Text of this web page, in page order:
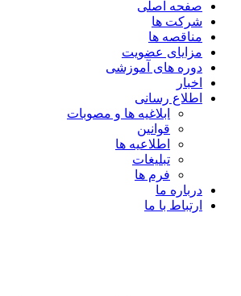
صفحه اصلی
شرکت ها
مناقصه ها
مزایای عضویت
دوره های آموزشی
اخبار
اطلاع رسانی
ابلاغیه ها و مصوبات
قوانین
اطلاعیه ها
تبلیغات
فرم ها
درباره ما
ارتباط با ما